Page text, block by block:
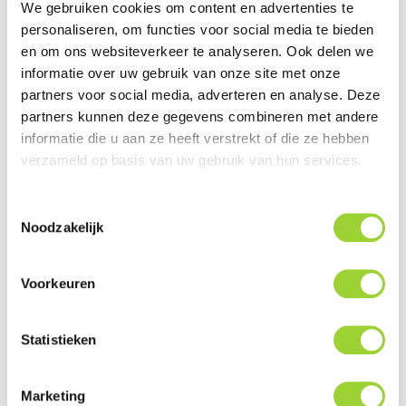
We gebruiken cookies om content en advertenties te
personaliseren, om functies voor social media te bieden
en om ons websiteverkeer te analyseren. Ook delen we
informatie over uw gebruik van onze site met onze
partners voor social media, adverteren en analyse. Deze
partners kunnen deze gegevens combineren met andere
informatie die u aan ze heeft verstrekt of die ze hebben
verzameld op basis van uw gebruik van hun services.
Noodzakelijk
Voorkeuren
Statistieken
Marketing
product aan voor een zo scherp mogelijke prijs inclusief
onze services en ondersteuning en kunnen het product of
het gehele systeem wel professioneel voor u monteren.
KENMERKEN VAN KENWOOD
Kenwood DNX5190DABS, 2DIN 6,8" Inch Navigatie /
Vast front met LED achtergrond verlichting (kleur naar
Instelmogelijkheden voor helderheid | kleur | contrast
Electronisch instelbare kijkhoek van 0 - 20°